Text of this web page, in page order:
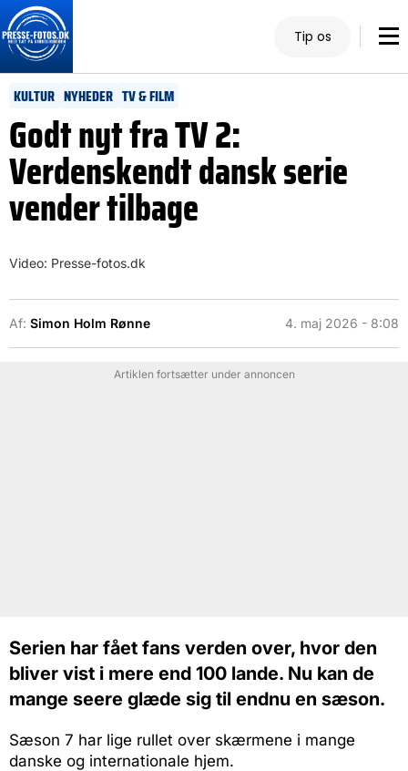
Tip os
KULTUR NYHEDER TV & FILM
Godt nyt fra TV 2:
Verdenskendt dansk serie
vender tilbage
Video: Presse-fotos.dk
Af: Simon Holm Rønne 4. maj 2026 - 8:08
Artiklen fortsætter under annoncen
Serien har fået fans verden over, hvor den
bliver vist i mere end 100 lande. Nu kan de
mange seere glæde sig til endnu en sæson.
Sæson 7 har lige rullet over skærmene i mange
danske og internationale hjem.